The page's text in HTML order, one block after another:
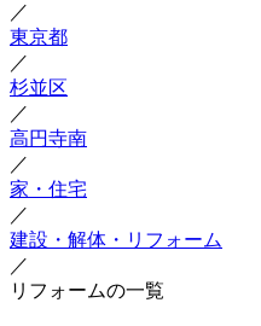
／
東京都
／
杉並区
／
高円寺南
／
家・住宅
／
建設・解体・リフォーム
／
リフォームの一覧